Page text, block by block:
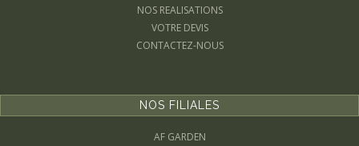
NOS REALISATIONS
VOTRE DEVIS
CONTACTEZ-NOUS
NOS FILIALES
AF GARDEN